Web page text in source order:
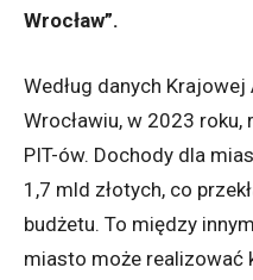
Wrocław”.
Według danych
Wrocławiu, w 2023
PIT-ów. Dochody dla
1,7 mld złotych, co
budżetu. To między
miasto może realizować